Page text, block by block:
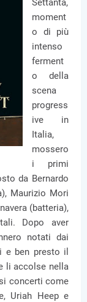
Settanta,
moment
o di più
intenso
ferment
o della
scena
progress
ive in
Italia,
mossero
i primi
da Bernardo
Maurizio Mori
(batteria),
Dopo aver
notati dai
e ben presto il
li accolse nella
concerti come
Uriah Heep e